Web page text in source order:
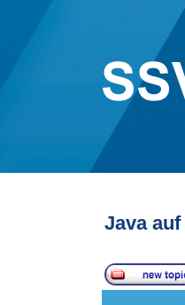
Java